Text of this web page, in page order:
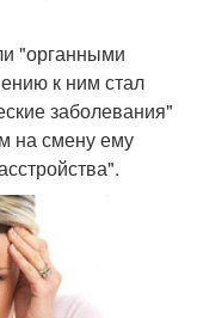
"органными
к ним стал
заболевания"
на смену ему